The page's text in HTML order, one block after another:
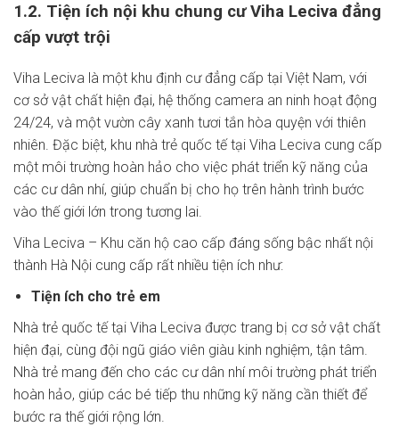
1.2. Tiện ích nội khu chung cư Viha Leciva đẳng
cấp vượt trội
Viha Leciva là một khu định cư đẳng cấp tại Việt Nam, với
cơ sở vật chất hiện đại, hệ thống camera an ninh hoạt động
24/24, và một vườn cây xanh tươi tắn hòa quyện với thiên
nhiên. Đặc biệt, khu nhà trẻ quốc tế tại Viha Leciva cung cấp
một môi trường hoàn hảo cho việc phát triển kỹ năng của
các cư dân nhí, giúp chuẩn bị cho họ trên hành trình bước
vào thế giới lớn trong tương lai.
Viha Leciva – Khu căn hộ cao cấp đáng sống bậc nhất nội
thành Hà Nội cung cấp rất nhiều tiện ích như:
Tiện ích cho trẻ em
Nhà trẻ quốc tế tại Viha Leciva được trang bị cơ sở vật chất
hiện đại, cùng đội ngũ giáo viên giàu kinh nghiệm, tận tâm.
Nhà trẻ mang đến cho các cư dân nhí môi trường phát triển
hoàn hảo, giúp các bé tiếp thu những kỹ năng cần thiết để
bước ra thế giới rộng lớn.